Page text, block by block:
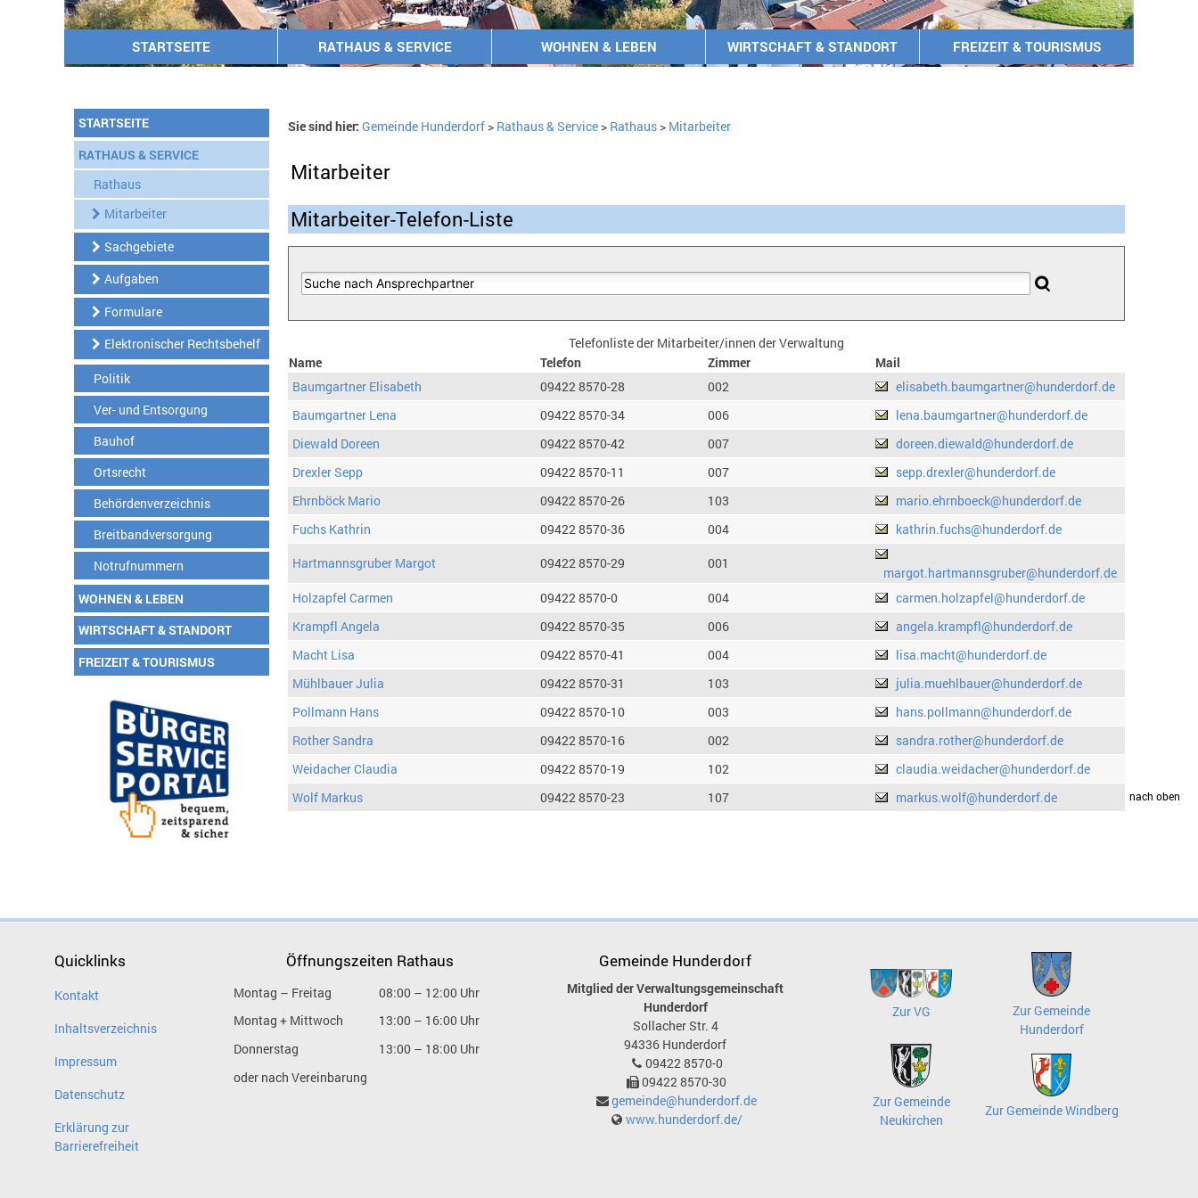
STARTSEITE RATHAUS & SERVICE WOHNEN & LEBEN WIRTSCHAFT & STANDORT FREIZEIT & TOURISMUS
STARTSEITE
RATHAUS & SERVICE
Rathaus
Mitarbeiter
Sachgebiete
Aufgaben
Formulare
Elektronischer Rechtsbehelf
Politik
Ver- und Entsorgung
Bauhof
Ortsrecht
Behördenverzeichnis
Breitbandversorgung
Notrufnummern
WOHNEN & LEBEN
WIRTSCHAFT & STANDORT
FREIZEIT & TOURISMUS
Sie sind hier: Gemeinde Hunderdorf> Rathaus & Service> Rathaus> Mitarbeiter
Mitarbeiter
Mitarbeiter-Telefon-Liste
Telefonliste der Mitarbeiter/innen der Verwaltung
Name
Telefon Zimmer
Mail
Baumgartner Elisabeth
09422 8570-28 002
elisabeth.baumgartner@hunderdorf.de
Baumgartner Lena
09422 8570-34 006
lena.baumgartner@hunderdorf.de
Diewald Doreen
09422 8570-42 007
doreen.diewald@hunderdorf.de
Drexler Sepp
09422 8570-11 007
sepp.drexler@hunderdorf.de
Ehrnböck Mario
09422 8570-26 103
mario.ehrnboeck@hunderdorf.de
Fuchs Kathrin
09422 8570-36 004
kathrin.fuchs@hunderdorf.de
Hartmannsgruber Margot
09422 8570-29 001
margot.hartmannsgruber@hunderdorf.de
Holzapfel Carmen
09422 8570-0 004
carmen.holzapfel@hunderdorf.de
Krampfl Angela
09422 8570-35 006
angela.krampfl@hunderdorf.de
Macht Lisa
09422 8570-41 004
lisa.macht@hunderdorf.de
Mühlbauer Julia
09422 8570-31 103
julia.muehlbauer@hunderdorf.de
Pollmann Hans
09422 8570-10 003
hans.pollmann@hunderdorf.de
Rother Sandra
09422 8570-16 002
sandra.rother@hunderdorf.de
Weidacher Claudia
09422 8570-19 102
claudia.weidacher@hunderdorf.de
Wolf Markus
09422 8570-23 107 markus.wolf@hunderdorf.dedrucken nach oben
Quicklinks
Kontakt
Inhaltsverzeichnis
Impressum
Datenschutz
Erklärung zur
Barrierefreiheit
Öffnungszeiten Rathaus
Montag – Freitag
08:00 – 12:00 Uhr
Montag + Mittwoch
13:00 – 16:00 Uhr
Donnerstag
13:00 – 18:00 Uhr
oder nach Vereinbarung
Gemeinde Hunderdorf
Mitglied der Verwaltungsgemeinschaft
Hunderdorf
Sollacher Str. 4
94336 Hunderdorf
09422 8570-0
09422 8570-30
gemeinde@hunderdorf.de
www.hunderdorf.de/
Zur VG
Zur Gemeinde
Hunderdorf
Zur Gemeinde
Neukirchen
Zur Gemeinde Windberg